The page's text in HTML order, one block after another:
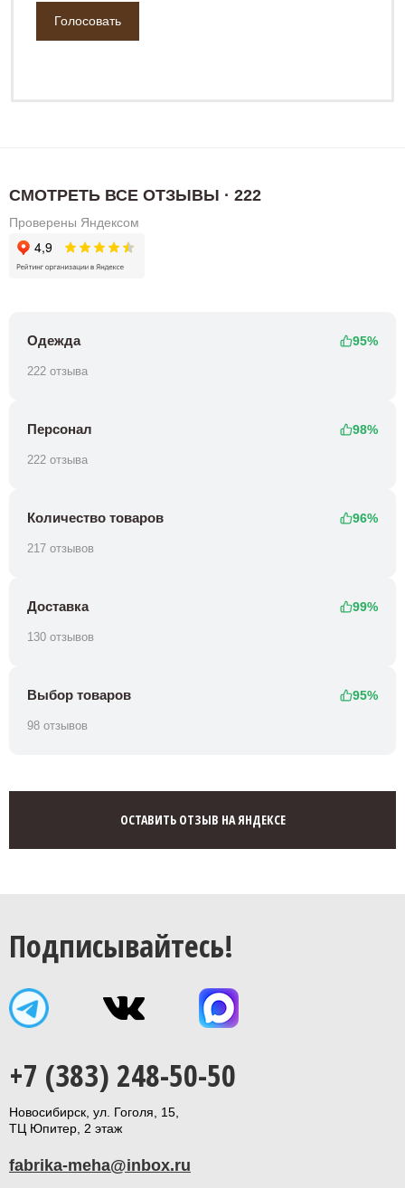
СМОТРЕТЬ ВСЕ ОТЗЫВЫ · 222
Проверены Яндексом
Одежда 95%
222 отзыва
Персонал 98%
222 отзыва
Количество товаров 96%
217 отзывов
Доставка 99%
130 отзывов
Выбор товаров 95%
98 отзывов
ОСТАВИТЬ ОТЗЫВ НА ЯНДЕКСЕ
Подписывайтесь!
+7 (383) 248-50-50
Новосибирск, ул. Гоголя, 15,
ТЦ Юпитер, 2 этаж
fabrika-meha@inbox.ru